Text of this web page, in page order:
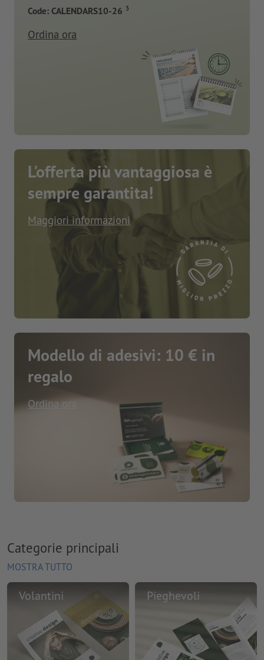
Code: CALENDARS10-26 3
Ordina ora
L'offerta più vantaggiosa è
sempre garantita!
Maggiori informazioni
Modello di adesivi: 10 € in
regalo
Ordina ora
Categorie principali
MOSTRA TUTTO
Volantini Pieghevoli